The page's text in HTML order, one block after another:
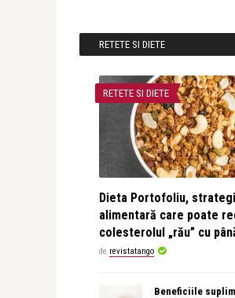
RETETE SI DIETE
RETETE SI DIETE
Dieta Portofoliu,
alimentară care poate
colesterolul „rău” cu
de revistatango
Beneficiile